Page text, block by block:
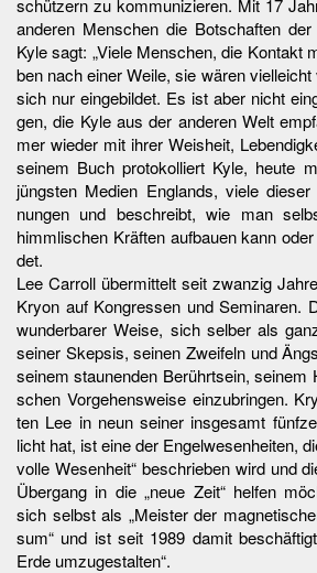
schüt­zern zu kom­mu­ni­zie­ren. Mit 17
an­de­ren Men­schen die Bot­schaf­ten
Kyle sagt: „Vie­le Men­schen, die Kon­takt
ben nach ei­ner Wei­le, sie wä­ren
sich nur ein­ge­bil­det. Es ist aber nicht
gen, die Kyle aus der an­de­ren Welt
mer wie­der mit ih­rer Weis­heit,
sei­nem Buch pro­to­kol­liert Kyle, heu­te
jüngs­ten Me­di­en Eng­lands, vie­le
nun­gen und be­schreibt, wie man
himm­li­schen Kräf­ten auf­bau­en kann
det.
Lee Car­roll über­mit­telt seit zwan­zig
Kryon auf Kon­g­res­sen und Se­mi­na­ren.
wun­der­ba­rer Wei­se, sich sel­ber als
sei­ner Skep­sis, sei­nen Zwei­feln und
sei­nem stau­nen­den Be­rührt­sein,
schen Vor­ge­hens­wei­se ein­zu­brin­gen.
ten Lee in neun sei­ner ins­ge­s­amt
licht hat, ist ei­ne der En­gel­we­sen­hei­ten,
vol­le We­sen­heit“ be­schrie­ben wird und
Über­gang in die „neue Zeit“ hel­fen
sich selbst als „Meis­ter der
sum“ und ist seit 1989 da­mit
Er­de um­zu­ge­s­tal­ten“.